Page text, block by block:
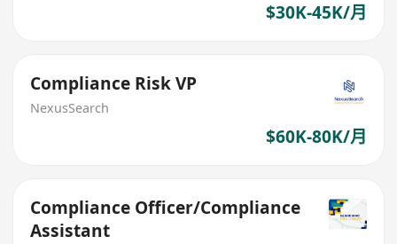
$30K-45K/月
Compliance Risk VP
NexusSearch
$60K-80K/月
Compliance Officer/Compliance
Assistant